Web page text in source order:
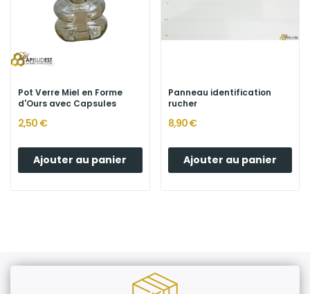
Pot Verre Miel en Forme
d'Ours avec Capsules
2,50 €
Ajouter au panier
Panneau identification
rucher
8,90 €
Ajouter au panier